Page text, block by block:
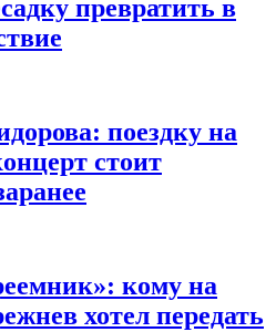
превратить в
поездку на
стоит
кому на
хотел передать